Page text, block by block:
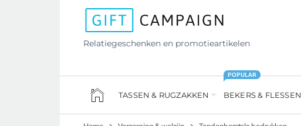
Relatiegeschenken en promotieartikelen
TASSEN & RUGZAKKEN BEKERS & FLESSEN
POPULAR